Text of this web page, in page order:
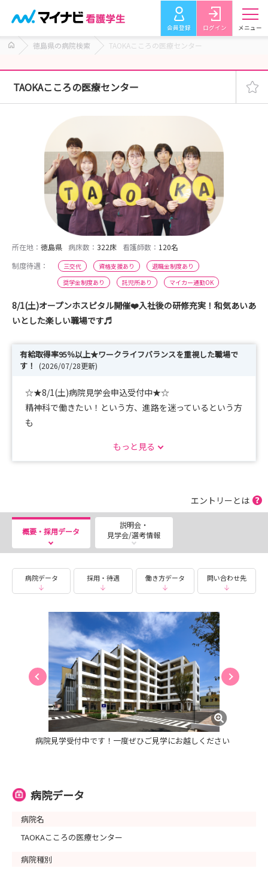
会員登録 ログイン メニュー
徳島県の病院検索 TAOKAこころの医療センター
TAOKAこころの医療センター
所在地： 徳島県 病床数： 322床 看護師数： 120名
制度待遇：
三交代 資格支援あり
退職金制度あり
奨学金制度あり
託児所あり マイカー通勤OK
8/1(土)オープンホスピタル開催❤️入社後の研修充実！和気あいあ
いとした楽しい職場です♬
有給取得率95％以上★ワークライフバランスを重視した職場で
す！
(2026/07/28更新)
☆★8/1(土)病院見学会申込受付中★☆
精神科で働きたい！という方、進路を迷っているという方
も
〇入社後1カ月間は、看護部で合同研修をおこなうため
精神科のみならず、一般科の基本的な手技も学ぶことが
できます。
す！
同期の看護師とも交流ができます！
〇お休みの制度が充実しています！
入社時すぐに使える有給5日・未就学児の看護休暇や介
護休暇が有給
アニバーサリー休(誕生月)・夏季休み3日
〇奨学金返済支援制度あり！
〇U・Iターン制度あり！
れます！
もっと見る
エントリーとは
概要・採用データ
説明会・
見学会/選考情報
病院データ 採用・待遇 働き方データ 問い合わせ先
病院見学受付中です！一度ぜひご見学にお越しください
病院データ
病院名
TAOKAこころの医療センター
病院種別